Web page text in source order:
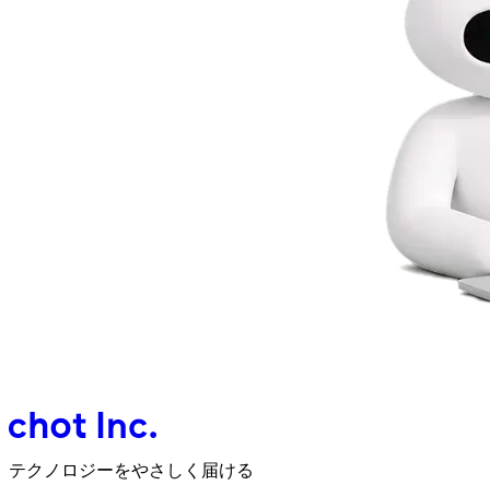
テクノロジーをやさしく届ける